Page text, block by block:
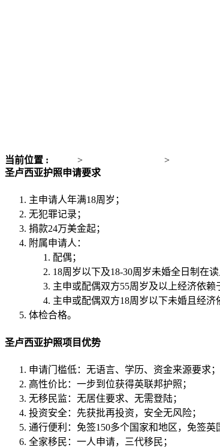
当前位置 : > >
圣卢西亚护照申请要求
主申请人年满18周岁；
无犯罪记录；
捐款24万美金起；
附属申请人：
配偶；
18周岁以下及18-30周岁未婚全日制在
主申或配偶双方55周岁及以上经济依赖
主申或配偶双方18周岁以下未婚且经济
体检合格。
圣卢西亚护照项目优势
申请门槛低：无语言、学历、资金来源要求；
高性价比：一步到位获得英联邦护照；
无移民监：无居住要求、无需登陆；
投资安全：先获批再投资，安全无风险；
通行便利：免签150多个国家和地区，免签英
全家移民：一人申请，三代移民；